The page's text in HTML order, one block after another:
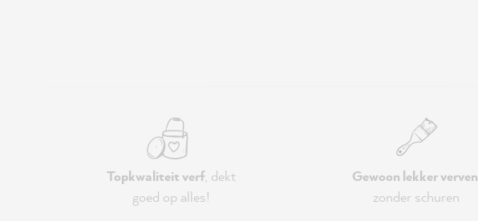
Topkwaliteit verf, dekt
goed op alles!
Gewoon lekker verven
zonder schuren